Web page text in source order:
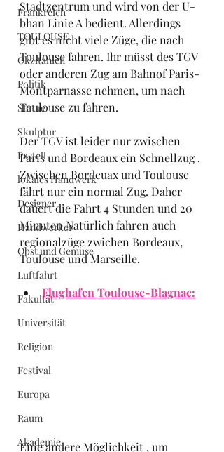
Frankreich
TOULOUSE
Okzitanien
Politik
Statue
Skulptur
Pastell
lokales Handwerk
Designer
Handwerker
Obst und Gemüse
Luftfahrt
Fakultät
Universität
Religion
Festival
Europa
Raum
Akademie
Stadtzentrum und wird von der U-
bhan Linie A bedient. Allerdings
gibt es nicht viele Züge, die nach
Toulouse fahren. Ihr müsst des TGV
oder anderen Zug am Bahnof Paris-
Montparnasse nehmen, um nach
Toulouse zu fahren.
Der TGV ist leider nur zwischen
Paris und Bordeaux ein Schnellzug .
Zwischen Bordeuax und Toulouse
fährt nur ein normal Zug. Daher
dauert die Fahrt 4 Stunden und 20
Minuten.Natürlich fahren auch
regionalzüge zwichen Bordeaux,
Toulouse und Marseille.
Flughafen Toulouse-Blagnac:
Eine andere Möglichkeit , um